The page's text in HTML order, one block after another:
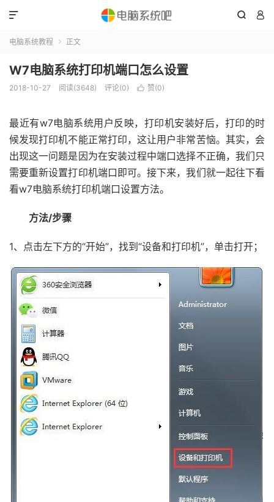
 

电脑系统教程  正文
W7电脑系统打印机端口怎么设置
2018-10-27 阅读(3648) 评论(0)  赞(0)
最近有w7电脑系统用户反映，打印机安装好后，打印的时
候发现打印机不能正常打印，这让用户非常苦恼。其实，会
出现这一问题是因为在安装过程中端口选择不正确，我们只
需要重新设置打印机端口即可。接下来，我们就一起往下看
看w7电脑系统打印机端口设置方法。
方法/步骤
1、点击左下方的“开始”，找到“设备和打印机”，单击打开；